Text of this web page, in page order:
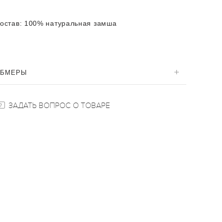
100% натуральная замша
ЗАДАТЬ ВОПРОС О ТОВАРЕ